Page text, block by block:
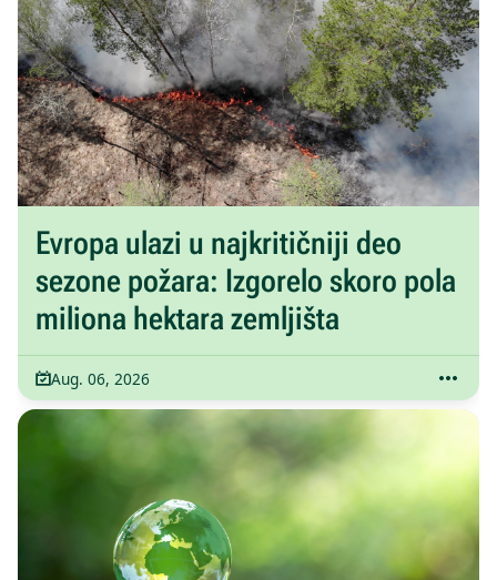
Evropa ulazi u najkritičniji deo
sezone požara: Izgorelo skoro pola
miliona hektara zemljišta
Aug. 06, 2026